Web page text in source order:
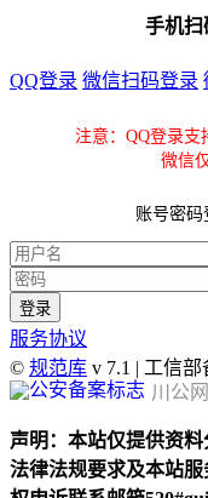
手机扫
QQ登录 微信扫码登录
注意：QQ登录
微信
账号密码
服务协议
© 规范库 v 7.1 | 工信部
川公
声明：本站仅提供资
法律法规要求及本站